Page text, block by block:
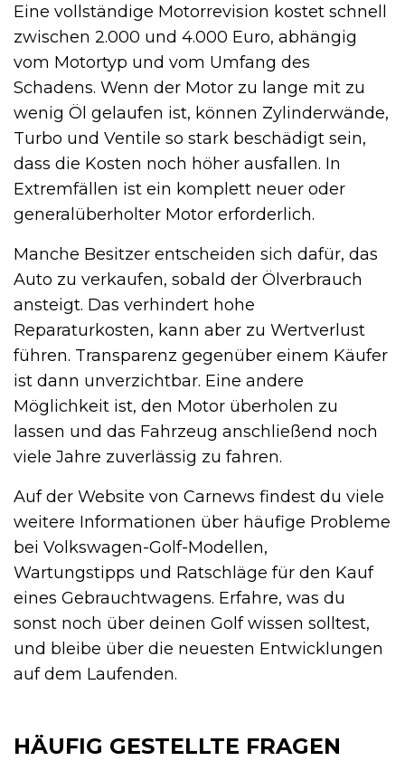
Eine vollständige Motorrevision kostet schnell
zwischen 2.000 und 4.000 Euro, abhängig
vom Motortyp und vom Umfang des
Schadens. Wenn der Motor zu lange mit zu
wenig Öl gelaufen ist, können Zylinderwände,
Turbo und Ventile so stark beschädigt sein,
dass die Kosten noch höher ausfallen. In
Extremfällen ist ein komplett neuer oder
generalüberholter Motor erforderlich.
Manche Besitzer entscheiden sich dafür, das
Auto zu verkaufen, sobald der Ölverbrauch
ansteigt. Das verhindert hohe
Reparaturkosten, kann aber zu Wertverlust
führen. Transparenz gegenüber einem Käufer
ist dann unverzichtbar. Eine andere
Möglichkeit ist, den Motor überholen zu
lassen und das Fahrzeug anschließend noch
viele Jahre zuverlässig zu fahren.
Auf der Website von Carnews findest du viele
weitere Informationen über häufige Probleme
bei Volkswagen-Golf-Modellen,
Wartungstipps und Ratschläge für den Kauf
eines Gebrauchtwagens. Erfahre, was du
sonst noch über deinen Golf wissen solltest,
und bleibe über die neuesten Entwicklungen
auf dem Laufenden.
HÄUFIG GESTELLTE FRAGEN